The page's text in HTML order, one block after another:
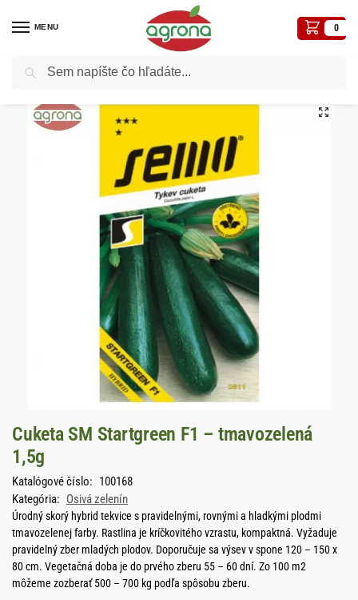
MENU 0
Domov Semená - osivá / Osivá zelenín
Cuketa SM Startgreen F1 – tmavozelená
1,5g
Katalógové číslo: 100168
Kategória: Osivá zelenín
Úrodný skorý hybrid tekvice s pravidelnými, rovnými a hladkými plodmi
tmavozelenej farby. Rastlina je kríčkovitého vzrastu, kompaktná. Vyžaduje
pravidelný zber mladých plodov. Doporučuje sa výsev v spone 120 – 150 x
80 cm. Vegetačná doba je do prvého zberu 55 – 60 dní. Zo 100 m2
môžeme zozberať 500 – 700 kg podľa spôsobu zberu.